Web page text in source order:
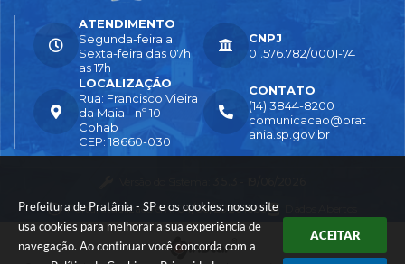
Prefeitura de Pratânia - SP e os cookies: nosso site
usa cookies para melhorar a sua experiência de
navegação. Ao continuar você concorda com a
ACEITAR
LOCALIZAÇÃO
Rua: Francisco Vieira
da Maia - nº 10 -
Cohab
CEP: 18660-030
CONTATO
(14) 3844-8200
comunicacao@prat
ania.sp.gov.br
ATENDIMENTO
Segunda-feira a
Sexta-feira das 07h
as 17h
CNPJ
01.576.782/0001-74
Portal atualizado em:04/08/2026 16:55